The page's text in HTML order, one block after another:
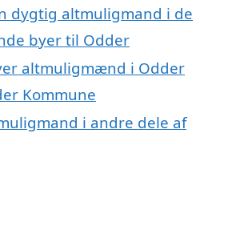
dygtig altmuligmand i de
byer til Odder
altmuligmænd i Odder
Kommune
i andre dele af